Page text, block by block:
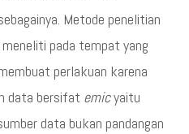
Metode penelitian
pada tempat yang
perlakuan karena
data bersifat emicyaitu
data bukan pandangan